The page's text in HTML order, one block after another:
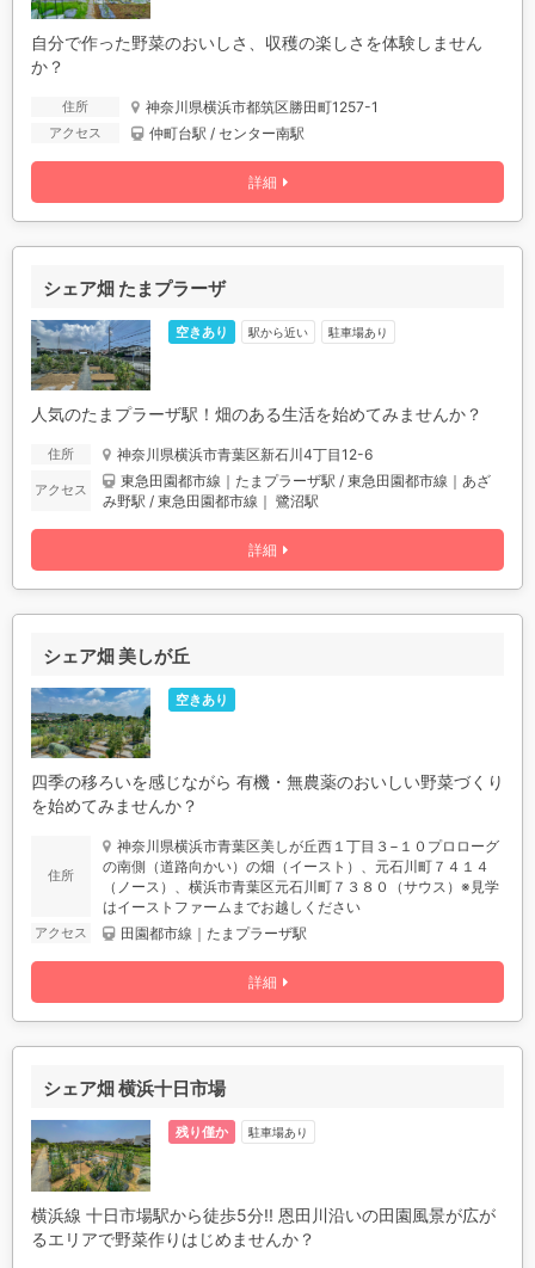
詳細
自分で作った野菜のおいしさ、収穫の楽しさを体験しません
か？
住所 神奈川県横浜市都筑区勝田町1257-1
アクセス 仲町台駅 / センター南駅
シェア畑 たまプラーザ
詳細
空きあり 駅から近い 駐車場あり
人気のたまプラーザ駅！畑のある生活を始めてみませんか？
住所 神奈川県横浜市青葉区新石川4丁目12-6
アクセス 東急田園都市線｜たまプラーザ駅 / 東急田園都市線｜あざ
み野駅 / 東急田園都市線｜ 鷺沼駅
シェア畑 美しが丘
詳細
空きあり
四季の移ろいを感じながら 有機・無農薬のおいしい野菜づくり
を始めてみませんか？
住所
神奈川県横浜市青葉区美しが丘西１丁目３−１０プロローグ
の南側（道路向かい）の畑（イースト）、元石川町７４１４
（ノース）、横浜市青葉区元石川町７３８０（サウス）※見学
はイーストファームまでお越しください
アクセス 田園都市線｜たまプラーザ駅
シェア畑 横浜十日市場
残り僅か 駐車場あり
横浜線 十日市場駅から徒歩5分!! 恩田川沿いの田園風景が広が
るエリアで野菜作りはじめませんか？